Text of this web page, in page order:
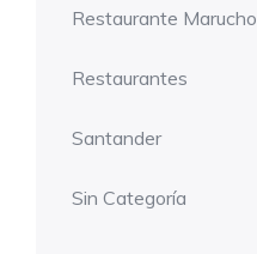
Restaurante Marucho
Restaurantes
Santander
Sin Categoría